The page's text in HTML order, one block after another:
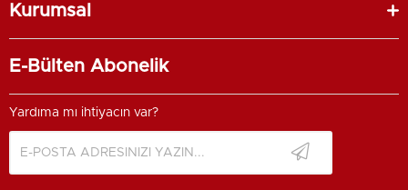
Kurumsal
E-Bülten Abonelik
Yardıma mı ihtiyacın var?